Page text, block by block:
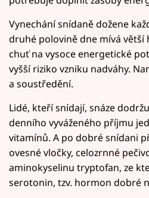
Vynechání snídaně dožene
druhé polovině dne mívá větší
chuť na vysoce energetické
vyšší riziko vzniku nadváhy.
a soustředění.
Lidé, kteří snídají, snáze
denního vyváženého příjmu
vitamínů. A po dobré snídani
ovesné vločky, celozrnné
aminokyselinu tryptofan, ze
serotonin, tzv. hormon dobré